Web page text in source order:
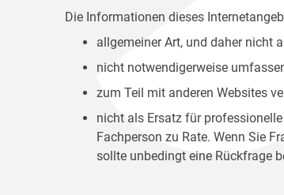
Die Informationen dieses
allgemeiner Art, und daher nicht
nicht notwendigerweise
zum Teil mit anderen Websites
nicht als Ersatz für
Fachperson zu Rate. Wenn Sie
sollte unbedingt eine Rückfrage